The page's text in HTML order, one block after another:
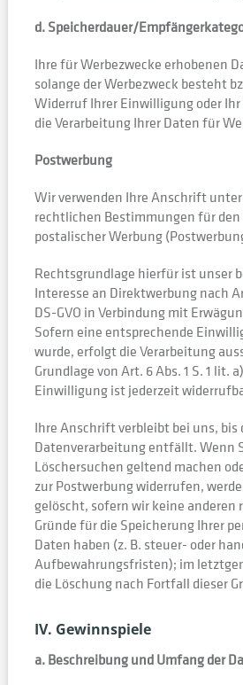
d. Speicherdauer/
Ihre für Werbezwecke erhobenen
solange der Werbezweck besteht
Widerruf Ihrer Einwilligung oder
die Verarbeitung Ihrer Daten für
Postwerbung
Wir verwenden Ihre Anschrift
rechtlichen Bestimmungen für den
postalischer Werbung
Rechtsgrundlage hierfür ist unser
Interesse an Direktwerbung nach
DS-GVO in Verbindung mit
Sofern eine entsprechende
wurde, erfolgt die Verarbeitung
Grundlage von Art. 6 Abs. 1 S. 1 lit.
Einwilligung ist jederzeit
Ihre Anschrift verbleibt bei uns, bis
Datenverarbeitung entfällt. Wenn
Löschersuchen geltend machen
zur Postwerbung widerrufen,
gelöscht, sofern wir keine anderen
Gründe für die Speicherung Ihrer
Daten haben (z. B. steuer- oder
Aufbewahrungsfristen); im
die Löschung nach Fortfall dieser
IV. Gewinnspiele
a. Beschreibung und Umfang der